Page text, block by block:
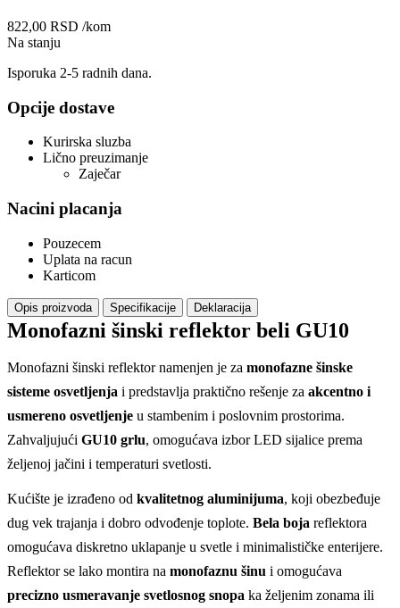
822,00 RSD /kom
Na stanju
Isporuka 2-5 radnih dana.
Opcije dostave
Kurirska sluzba
Lično preuzimanje
Zaječar
Nacini placanja
Pouzecem
Uplata na racun
Karticom
Opis proizvoda Specifikacije Deklaracija
Monofazni šinski reflektor beli GU10
Monofazni šinski reflektor namenjen je za monofazne šinske
sisteme osvetljenja i predstavlja praktično rešenje za akcentno i
usmereno osvetljenje u stambenim i poslovnim prostorima.
Zahvaljujući GU10 grlu, omogućava izbor LED sijalice prema
željenoj jačini i temperaturi svetlosti.
Kućište je izrađeno od kvalitetnog aluminijuma, koji obezbeđuje
dug vek trajanja i dobro odvođenje toplote. Bela boja reflektora
omogućava diskretno uklapanje u svetle i minimalističke enterijere.
Reflektor se lako montira na monofaznu šinu i omogućava
precizno usmeravanje svetlosnog snopa ka željenim zonama ili